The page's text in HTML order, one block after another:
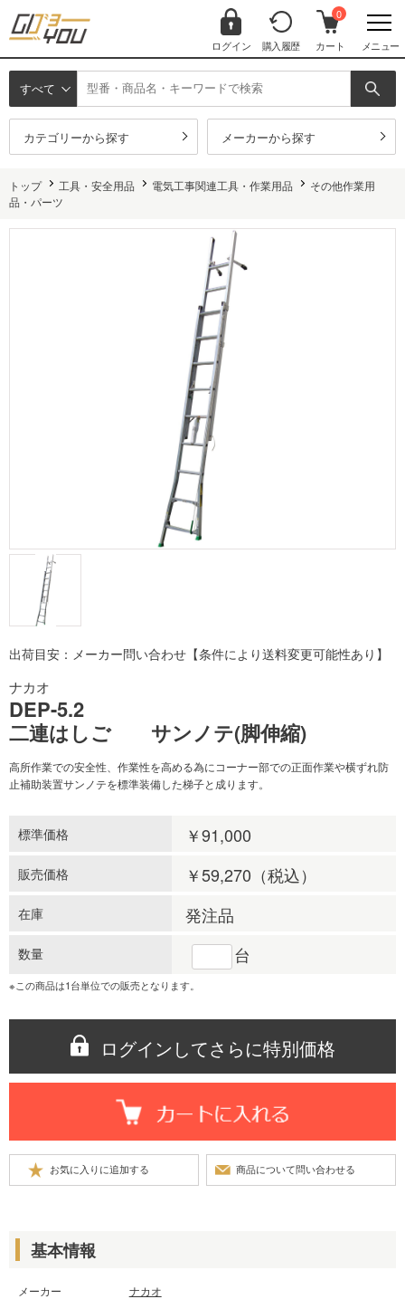
ログイン 購入履歴
0
カート メニュー
すべて
カテゴリーから探す メーカーから探す
トップ 工具・安全用品 電気工事関連工具・作業用品
その他作業用
品・パーツ
出荷目安：メーカー問い合わせ【条件により送料変更可能性あり】
ナカオ
DEP-5.2
二連はしご サンノテ(脚伸縮)
高所作業での安全性、作業性を高める為にコーナー部での正面作業や横ずれ防
止補助装置サンノテを標準装備した梯子と成ります。
標準価格 ￥91,000
販売価格 ￥59,270 （税込）
在庫 発注品
数量 台
※この商品は1台単位での販売となります。
ログインしてさらに特別価格
基本情報
メーカー
ナカオ